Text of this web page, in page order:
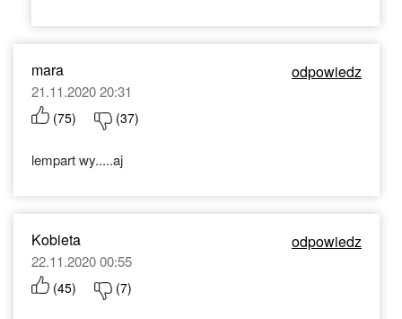
mara odpowiedz
21.11.2020 20:31
(75) (37)
lempart wy.....aj
Kobieta odpowiedz
22.11.2020 00:55
(45) (7)